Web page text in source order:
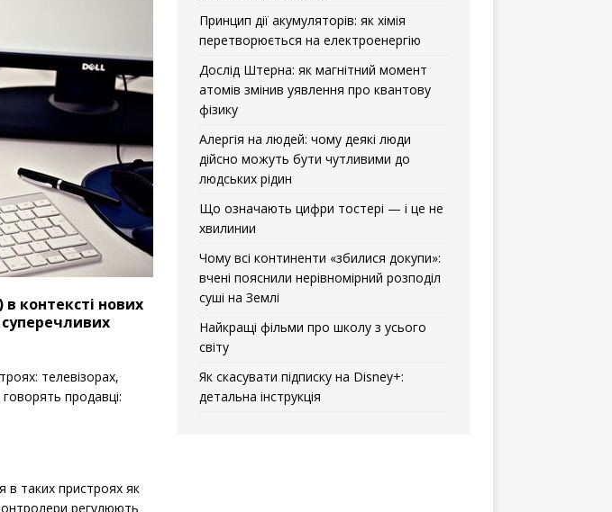
контексті нових
суперечливих
телевізорах,
продавці:
в таких пристроях як
регулюють
Принцип дії акумуляторів: як хімія
перетворюється на електроенергію
Дослід Штерна: як магнітний момент
атомів змінив уявлення про квантову
фізику
Алергія на людей: чому деякі люди
дійсно можуть бути чутливими до
людських рідин
Що означають цифри тостері — і це не
хвилинии
Чому всі континенти «збилися докупи»:
вчені пояснили нерівномірний розподіл
суші на Землі
Найкращі фільми про школу з усього
світу
Як скасувати підписку на Disney+:
детальна інструкція